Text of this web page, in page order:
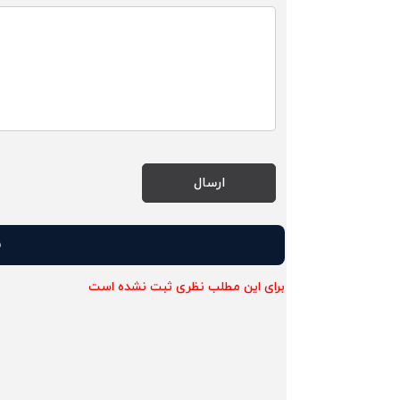
برای این مطلب نظری ثبت نشده است